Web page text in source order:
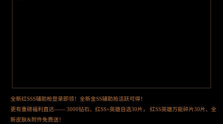
全新红SSS辅助枪登录即领！全新金SS辅助抢活跃可得！
更有重磅福利直达—— 3000钻石、红SS+英雄自选30片， 红SS英雄万能碎片30片、全
新皮肤&附件免费送！